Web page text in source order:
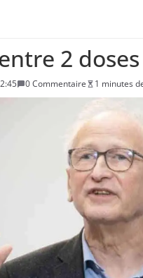
2
0 Commentaire 1 minutes